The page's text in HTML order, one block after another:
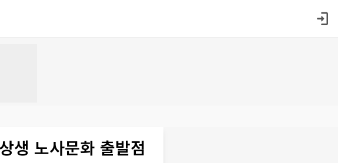
생 노사문화 출발점